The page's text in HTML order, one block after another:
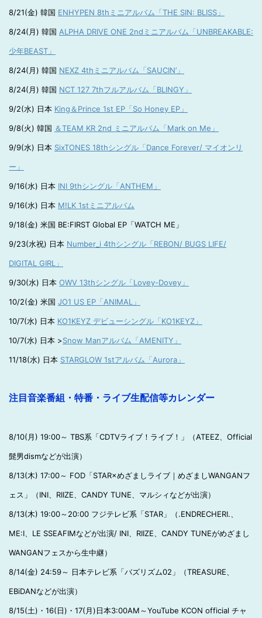
8/21(金) 韓国 ENHYPEN 8thミニアルバム「THE SIN: BLISS」
8/24(月) 韓国 ALPHA DRIVE ONE 2ndミニアルバム「UNBREAKABLE:
少年BEAST」
8/24(月) 韓国 NEXZ 4thミニアルバム「SAUCIN’」
8/24(月) 韓国 NCT 127 7thフルアルバム「BLINGY」
9/2(水) 日本 King＆Prince 1st EP「So Honey EP」
9/8(火) 韓国 ＆TEAM KR 2nd ミニアルバム「Mark on Me」
9/9(水) 日本 SixTONES 18thシングル「Dance Forever/ マイオンリ
ー」
9/16(水) 日本 INI 9thシングル「ANTHEM」
9/16(水) 日本 M!LK 1stミニアルバム
9/18(金) 米国 BE:FIRST Global EP「WATCH ME」
9/23(水祝) 日本 Number_i 4thシングル「REBON/ BUGS LIFE/
DIGITAL GIRL」
9/30(水) 日本 OWV 13thシングル「Lovey-Dovey」
10/2(金) 米国 JO1 US EP「ANIMAL」
10/7(水) 日本 KO1KEYZ デビューシングル「KO1KEYZ」
10/7(水) 日本 >Snow Manアルバム「AMENITY」
11/18(水) 日本 STARGLOW 1stアルバム「Aurora」
注目音楽番組・特番・ライブ生配信等カレンダー
8/10(月) 19:00～ TBS系「CDTVライブ！ライブ！」（ATEEZ、Official
髭男dismなどが出演）
8/13(木) 17:00～ FOD「STAR×めざましライブ｜めざましWANGANフ
ェス」（INI、RIIZE、CANDY TUNE、マルシィなどが出演）
8/13(木) 19:00～20:00 フジテレビ系「STAR」（.ENDRECHERI.、
ME:I、LE SSEAFIMなどが出演/ INI、RIIZE、CANDY TUNEがめざまし
WANGANフェスから生中継）
8/14(金) 24:59～ 日本テレビ系「バズリズム02」（TREASURE、
EBiDANなどが出演）
8/15(土)・16(日)・17(月)日本3:00AM～YouTube KCON official チャ